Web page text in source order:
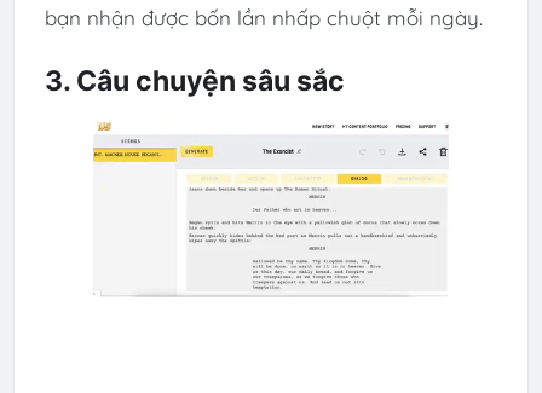
bạn nhận được bốn lần nhấp chuột mỗi ngày.
3. Câu chuyện sâu sắc